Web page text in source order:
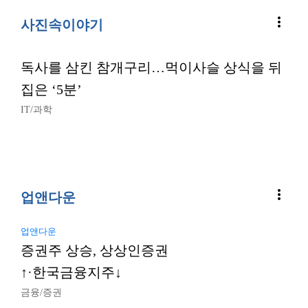
사진속이야기 more_vert
독사를 삼킨 참개구리…먹이사슬 상식을 뒤
집은 ‘5분’
IT/과학
업앤다운 more_vert
업앤다운
증권주 상승, 상상인증권
↑·한국금융지주↓
금융/증권